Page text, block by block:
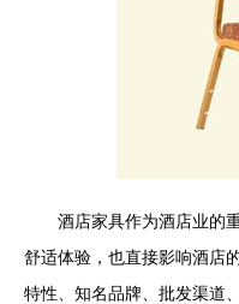
酒店家具作为酒店业的
舒适体验，也直接影响酒店
特性、知名品牌、批发渠道